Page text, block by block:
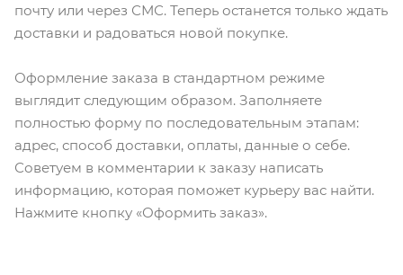
почту или через СМС. Теперь останется только ждать
доставки и радоваться новой покупке.
Оформление заказа в стандартном режиме
выглядит следующим образом. Заполняете
полностью форму по последовательным этапам:
адрес, способ доставки, оплаты, данные о себе.
Советуем в комментарии к заказу написать
информацию, которая поможет курьеру вас найти.
Нажмите кнопку «Оформить заказ».